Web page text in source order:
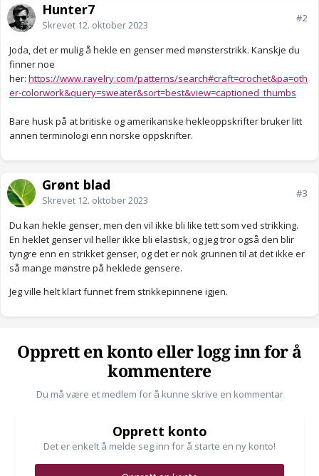
Hunter7
Skrevet 12. oktober 2023
#2
Joda, det er mulig å hekle en genser med mønsterstrikk. Kanskje du
finner noe
her: https://www.ravelry.com/patterns/search#craft=crochet&pa=oth
er-colorwork&query=sweater&sort=best&view=captioned_thumbs
Bare husk på at britiske og amerikanske hekleoppskrifter bruker litt
annen terminologi enn norske oppskrifter.
Grønt blad
Skrevet 12. oktober 2023
#3
Du kan hekle genser, men den vil ikke bli like tett som ved strikking.
En heklet genser vil heller ikke bli elastisk, og jeg tror også den blir
tyngre enn en strikket genser, og det er nok grunnen til at det ikke er
så mange mønstre på heklede gensere.
Jeg ville helt klart funnet frem strikkepinnene igjen.
Opprett en konto eller logg inn for å
kommentere
Du må være et medlem for å kunne skrive en kommentar
Opprett konto
Det er enkelt å melde seg inn for å starte en ny konto!